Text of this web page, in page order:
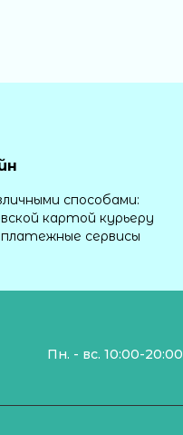
способами:
картой курьеру
платежные сервисы
Пн. - вс. 10:00-20:00